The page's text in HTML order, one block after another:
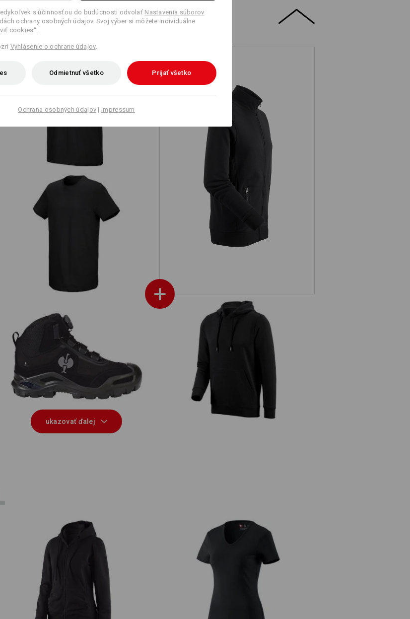
Mikina e.s. poly cotton
+
Tričko e.s. cotton stretch
Tričko e.s. cotton stretch, long fit
e.s. S3 bezpečnostná obuv Kastra II
mid
Mikina s kapucňou e.s. poly cotton
ukazovať ďalej
Mikina s kapucňou e.s. poly cotton,
Tričko e.s.cotton, výstrih do V, dámske
s účinnosťou do budúcnosti odvolať Nastavenia súborov
ochrany osobných údajov. Svoj výber si môžete individuálne
cookies“.
Vyhlásenie o ochrane údajov.
Odmietnuť všetko Prijať všetko
Ochrana osobných údajov | Impressum